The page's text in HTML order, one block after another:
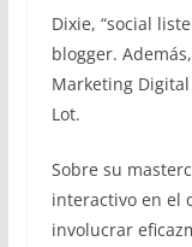
Dixie, “social
blogger.
Marketing Digital
Lot.
Sobre su
interactivo en el
involucrar